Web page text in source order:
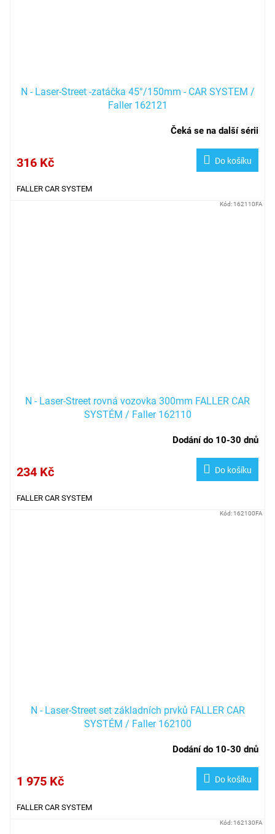
N - Laser-Street -zatáčka 45°/150mm - CAR SYSTEM /
Faller 162121
Čeká se na další sérii
316 Kč Do košíku
FALLER CAR SYSTEM
N - Laser-Street rovná vozovka 300mm FALLER CAR
SYSTÉM / Faller 162110
Dodání do 10-30 dnů
234 Kč Do košíku
FALLER CAR SYSTEM
Kód: 162110FA
N - Laser-Street set základních prvků FALLER CAR
SYSTÉM / Faller 162100
Dodání do 10-30 dnů
1 975 Kč Do košíku
FALLER CAR SYSTEM
Kód: 162100FA
Kód: 162130FA